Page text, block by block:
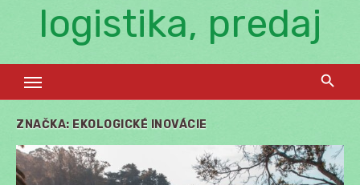
logistika, predaj
ZNAČKA: EKOLOGICKÉ INOVÁCIE